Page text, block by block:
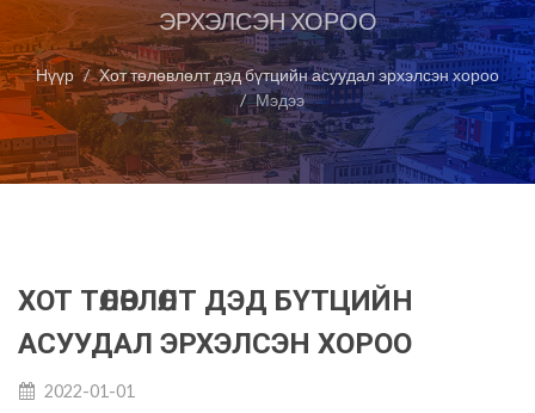
ЭРХЭЛСЭН ХОРОО
Нүүр
Хот төлөвлөлт дэд бүтцийн асуудал эрхэлсэн хороо
Мэдээ
ХОТ ТӨЛӨВЛӨЛТ ДЭД БҮТЦИЙН
АСУУДАЛ ЭРХЭЛСЭН ХОРОО
2022-01-01